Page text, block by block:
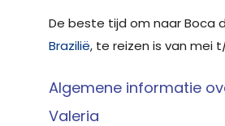
De beste tijd om naar Boca
Brazilië, te reizen is van mei
Algemene informatie
Valeria